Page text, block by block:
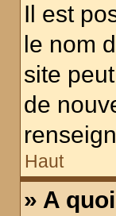
Il est
le nom
site
de
Haut
» A